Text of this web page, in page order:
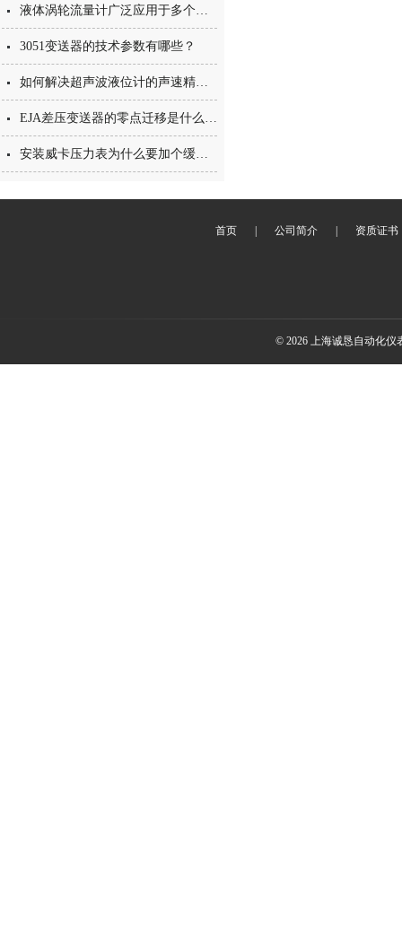
液体涡轮流量计广泛应用于多个工业领域及特殊场景
3051变送器的技术参数有哪些？
如何解决超声波液位计的声速精度误差？
EJA差压变送器的零点迁移是什么,如何确定零点迁移?
安装威卡压力表为什么要加个缓冲管？
首页 公司简介 资质证书
© 2026 上海诚恳自动化仪